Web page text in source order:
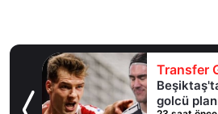
Transfer
golcü